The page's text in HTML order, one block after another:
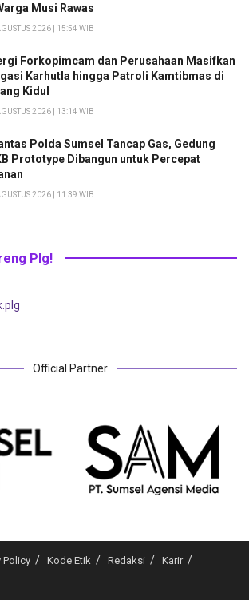
Musi Rawas
2026 | 15:54 WIB
Forkopimcam dan Perusahaan Masifkan
Karhutla hingga Patroli Kamtibmas di
Kidul
2026 | 13:14 WIB
Polda Sumsel Tancap Gas, Gedung
Prototype Dibangun untuk Percepat
2026 | 11:39 WIB
Plg!
Official Partner
Policy Kode Etik Redaksi
Karir